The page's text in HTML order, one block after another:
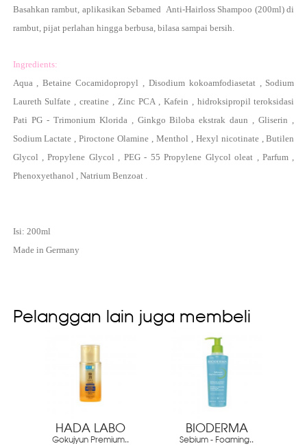
Basahkan rambut, aplikasikan Sebamed Anti-Hairloss Shampoo (200ml) di
rambut, pijat perlahan hingga berbusa, bilasa sampai bersih.
Ingredients:
Aqua , Betaine Cocamidopropyl , Disodium kokoamfodiasetat , Sodium
Laureth Sulfate , creatine , Zinc PCA , Kafein , hidroksipropil teroksidasi
Pati PG - Trimonium Klorida , Ginkgo Biloba ekstrak daun , Gliserin ,
Sodium Lactate , Piroctone Olamine , Menthol , Hexyl nicotinate , Butilen
Glycol , Propylene Glycol , PEG - 55 Propylene Glycol oleat , Parfum ,
Phenoxyethanol , Natrium Benzoat .
Isi: 200ml
Made in Germany
Pelanggan lain juga membeli
HADA LABO
Gokujyun Premium..
BIODERMA
Sebium - Foaming..